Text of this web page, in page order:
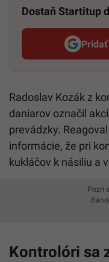
Dostaň Startitup
Radoslav Kozák z
daniarov označil
prevádzky.
informácie, že pri
kukláčov k násiliu a
Pozri
Kontrolóri sa